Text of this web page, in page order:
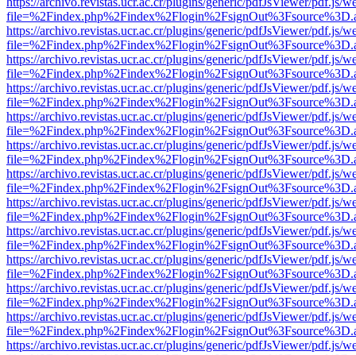
https://archivo.revistas.ucr.ac.cr/plugins/generic/pdfJsViewer/pdf.js/
https://archivo.revistas.ucr.ac.cr/plugins/generic/pdfJsViewer/pdf.js/
https://archivo.revistas.ucr.ac.cr/plugins/generic/pdfJsViewer/pdf.js/
https://archivo.revistas.ucr.ac.cr/plugins/generic/pdfJsViewer/pdf.js/
https://archivo.revistas.ucr.ac.cr/plugins/generic/pdfJsViewer/pdf.js/
https://archivo.revistas.ucr.ac.cr/plugins/generic/pdfJsViewer/pdf.js/
https://archivo.revistas.ucr.ac.cr/plugins/generic/pdfJsViewer/pdf.js/
https://archivo.revistas.ucr.ac.cr/plugins/generic/pdfJsViewer/pdf.js/
https://archivo.revistas.ucr.ac.cr/plugins/generic/pdfJsViewer/pdf.js/
https://archivo.revistas.ucr.ac.cr/plugins/generic/pdfJsViewer/pdf.js/
https://archivo.revistas.ucr.ac.cr/plugins/generic/pdfJsViewer/pdf.js/
https://archivo.revistas.ucr.ac.cr/plugins/generic/pdfJsViewer/pdf.js/